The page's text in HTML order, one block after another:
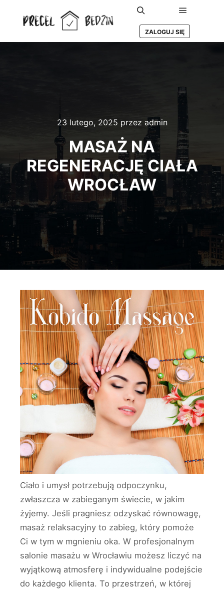
Szukaj Główne
ZALOGUJ SIĘ
23 lutego, 2025 przez admin
MASAŻ NA
REGENERACJĘ CIAŁA
WROCŁAW
Ciało i umysł potrzebują odpoczynku,
zwłaszcza w zabieganym świecie, w jakim
żyjemy. Jeśli pragniesz odzyskać równowagę,
masaż relaksacyjny to zabieg, który pomoże
Ci w tym w mgnieniu oka. W profesjonalnym
salonie masażu w Wrocławiu możesz liczyć na
wyjątkową atmosferę i indywidualne podejście
do każdego klienta. To przestrzeń, w której